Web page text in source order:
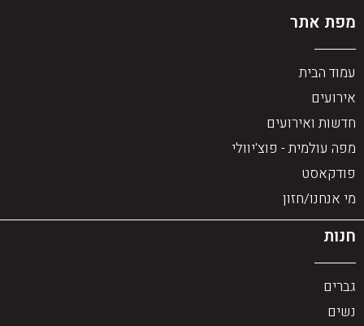
מפת אתר
עמוד הבית
אירועים
חדשות ואירועים
מפה עולמית - פוצ'יוולי
פודקאסט
מי אנחנו/חזון
חנות
גברים
נשים